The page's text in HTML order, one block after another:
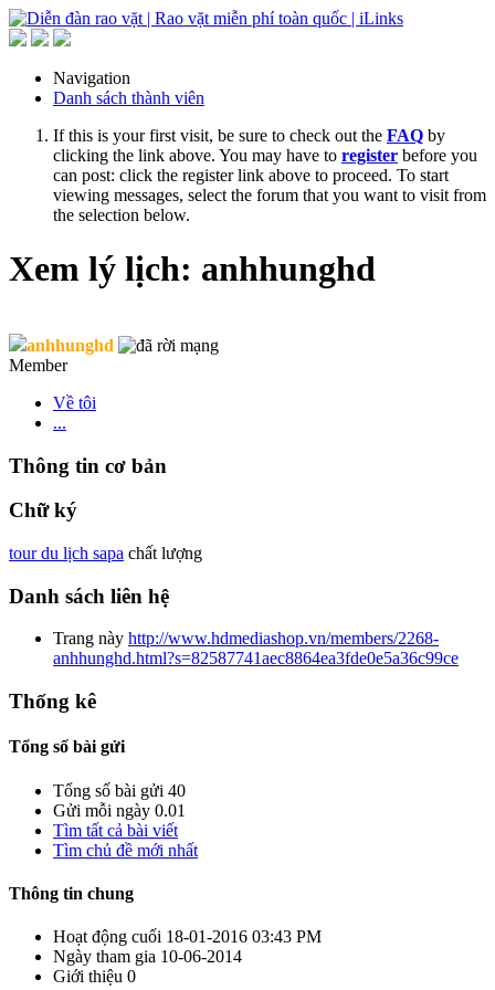
Navigation
Danh sách thành viên
If this is your first visit, be sure to check out the FAQ by
clicking the link above. You may have to register before you
can post: click the register link above to proceed. To start
viewing messages, select the forum that you want to visit from
the selection below.
Xem lý lịch: anhhunghd
anhhunghd
Member
Về tôi
...
Thông tin cơ bản
Chữ ký
tour du lịch sapa chất lượng
Danh sách liên hệ
Trang này http://www.hdmediashop.vn/members/2268-
anhhunghd.html?s=82587741aec8864ea3fde0e5a36c99ce
Thống kê
Tổng số bài gửi
Tổng số bài gửi 40
Gửi mỗi ngày 0.01
Tìm tất cả bài viết
Tìm chủ đề mới nhất
Thông tin chung
Hoạt động cuối 18-01-2016 03:43 PM
Ngày tham gia 10-06-2014
Giới thiệu 0